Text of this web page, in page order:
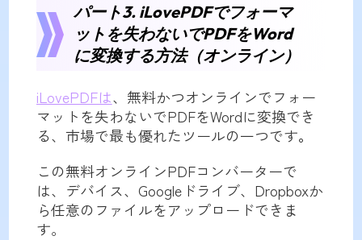
パート3. iLovePDFでフォーマ
ットを失わないでPDFをWord
に変換する方法（オンライン）
iLovePDFは、無料かつオンラインでフォー
マットを失わないでPDFをWordに変換でき
る、市場で最も優れたツールの一つです。
この無料オンラインPDFコンバーターで
は、デバイス、Googleドライブ、Dropboxか
ら任意のファイルをアップロードできま
す。